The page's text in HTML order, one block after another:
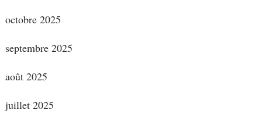
octobre 2025
septembre 2025
août 2025
juillet 2025